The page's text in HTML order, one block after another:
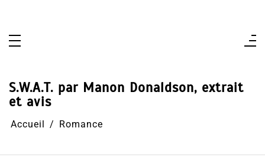
S.W.A.T. par Manon Donaldson, extrait
et avis
Accueil Romance